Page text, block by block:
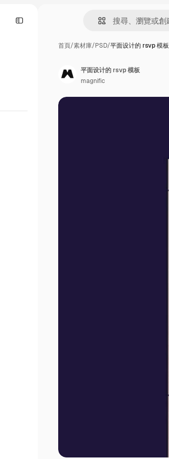
首頁/素材庫/PSD/平面设计的 rsvp 模板
平面设计的 rsvp 模板
magnific